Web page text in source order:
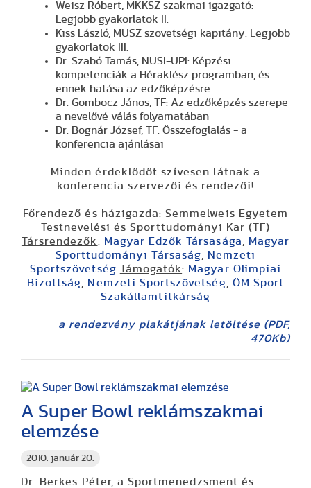
Weisz Róbert, MKKSZ szakmai igazgató:
Legjobb gyakorlatok II.
Kiss László, MUSZ szövetségi kapitány: Legjobb
gyakorlatok III.
Dr. Szabó Tamás, NUSI-UPI: Képzési
kompetenciák a Héraklész programban, és
ennek hatása az edzőképzésre
Dr. Gombocz János, TF: Az edzőképzés szerepe
a nevelővé válás folyamatában
Dr. Bognár József, TF: Összefoglalás - a
konferencia ajánlásai
Minden érdeklődőt szívesen látnak a
konferencia szervezői és rendezői!
Főrendező és házigazda: Semmelweis Egyetem
Testnevelési és Sporttudományi Kar (TF)
Társrendezők: Magyar Edzők Társasága
Magyar
Sporttudományi Társaság
Nemzeti
Sportszövetség Támogatók: Magyar Olimpiai
Bizottság
Nemzeti Sportszövetség
ÖM Sport
Szakállamtitkárság
a rendezvény plakátjának letöltése (PDF,
470Kb)
2010. január 20.
A Super Bowl reklámszakmai
elemzése
Dr. Berkes Péter, a Sportmenedzsment és